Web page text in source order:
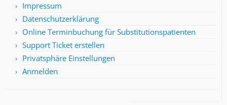
Impressum
Datenschutzerklärung
Online Terminbuchung für Substitutionspatienten
Support Ticket erstellen
Privatsphäre Einstellungen
Anmelden